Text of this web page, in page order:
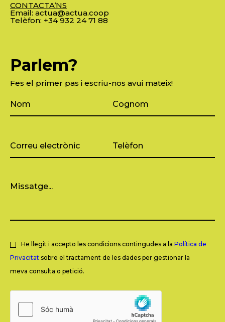
CONTACTA’NS
Email: actua@actua.coop
Telèfon: +34 932 24 71 88
Parlem?
Fes el primer pas i escriu-nos avui mateix!
He llegit i accepto les condicions contingudes a la Política de
Privacitat sobre el tractament de les dades per gestionar la
meva consulta o petició.